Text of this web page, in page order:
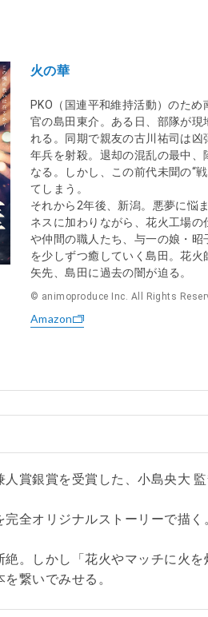
火の華
PKO（国連平和維持活動）のた
官の島⽥東介。ある⽇、部隊が現
れる。同期で親友の古川祐司は
年兵を射殺。退却の混乱の最中、
なる。しかし、この前代未聞の“
てしまう。
それから2年後、新潟。悪夢に悩
ネスに加わりながら、花⽕⼯場
や仲間の職⼈たち、与⼀の娘・
を少しずつ癒していく島田。花
矢先、島田に過去の闇が迫る。
© animoproduce Inc. All Rights
Amazon
人賞銀賞を受賞した、小島央大 監
全オリジナルストーリーで描く
絶。しかし「花火やマッチに火
繋いでみせる。